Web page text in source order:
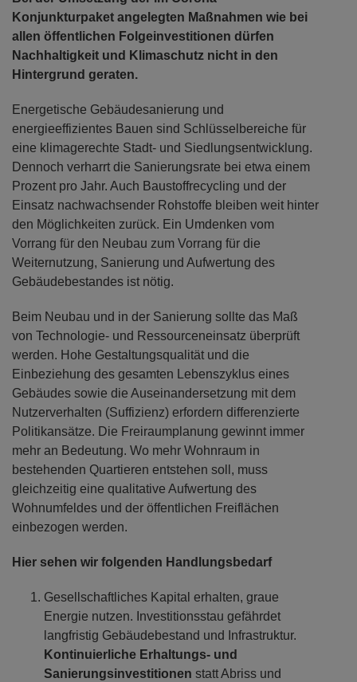
Konjunkturpaket angelegten Maßnahmen wie bei
allen öffentlichen Folgeinvestitionen dürfen
Nachhaltigkeit und Klimaschutz nicht in den
Hintergrund geraten.
Energetische Gebäudesanierung und
energieeffizientes Bauen sind Schlüsselbereiche für
eine klimagerechte Stadt- und Siedlungsentwicklung.
Dennoch verharrt die Sanierungsrate bei etwa einem
Prozent pro Jahr. Auch Baustoffrecycling und der
Einsatz nachwachsender Rohstoffe bleiben weit hinter
den Möglichkeiten zurück. Ein Umdenken vom
Vorrang für den Neubau zum Vorrang für die
Weiternutzung, Sanierung und Aufwertung des
Gebäudebestandes ist nötig.
Beim Neubau und in der Sanierung sollte das Maß
von Technologie- und Ressourceneinsatz überprüft
werden. Hohe Gestaltungsqualität und die
Einbeziehung des gesamten Lebenszyklus eines
Gebäudes sowie die Auseinandersetzung mit dem
Nutzerverhalten (Suffizienz) erfordern differenzierte
Politikansätze. Die Freiraumplanung gewinnt immer
mehr an Bedeutung. Wo mehr Wohnraum in
bestehenden Quartieren entstehen soll, muss
gleichzeitig eine qualitative Aufwertung des
Wohnumfeldes und der öffentlichen Freiflächen
einbezogen werden.
Hier sehen wir folgenden Handlungsbedarf
Gesellschaftliches Kapital erhalten, graue
Energie nutzen. Investitionsstau gefährdet
langfristig Gebäudebestand und Infrastruktur.
Kontinuierliche Erhaltungs- und
Sanierungsinvestitionen statt Abriss und